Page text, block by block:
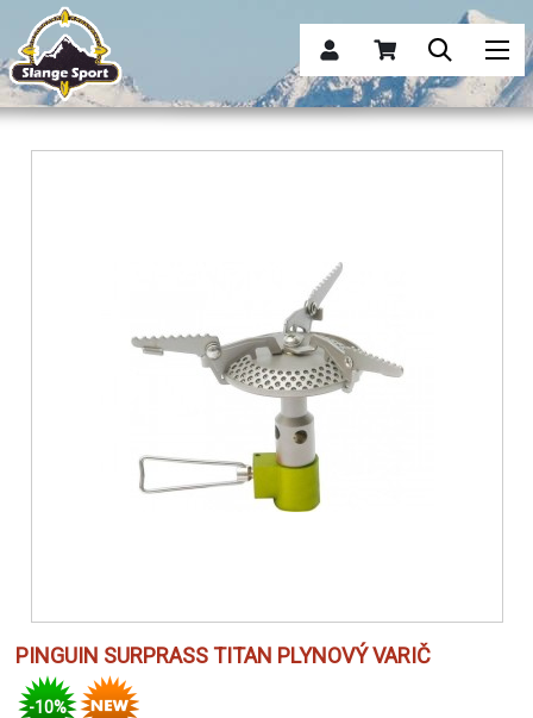
PINGUIN SURPRASS TITAN PLYNOVÝ VARIČ
-10%